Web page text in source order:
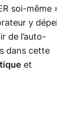
soi-même
y
de l’auto-
dans cette
et